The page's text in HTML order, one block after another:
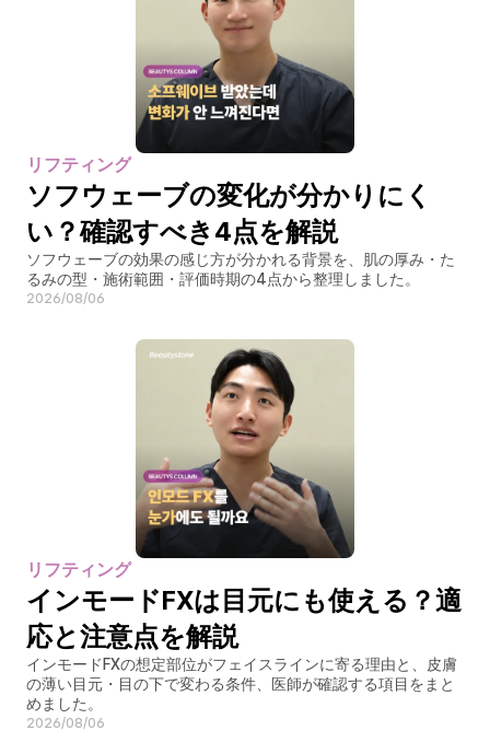
リフティング
ソフウェーブの変化が分かりにく
い？確認すべき4点を解説
ソフウェーブの効果の感じ方が分かれる背景を、肌の厚み・た
るみの型・施術範囲・評価時期の4点から整理しました。
2026/08/06
リフティング
インモードFXは目元にも使える？適
応と注意点を解説
インモードFXの想定部位がフェイスラインに寄る理由と、皮膚
の薄い目元・目の下で変わる条件、医師が確認する項目をまと
めました。
2026/08/06